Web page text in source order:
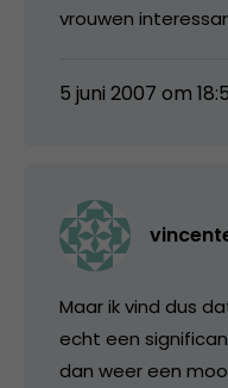
vrouwen
5 juni 2007 om
Maar ik vind dus
echt een
dan weer een